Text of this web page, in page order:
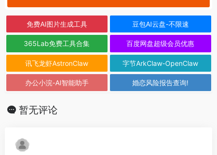
免费AI图片生成工具 豆包AI云盘-不限速
365Lab免费工具合集 百度网盘超级会员优惠
讯飞龙虾AstronClaw 字节ArkClaw-OpenClaw
办公小浣-AI智能助手 婚恋风险报告查询!
暂无评论